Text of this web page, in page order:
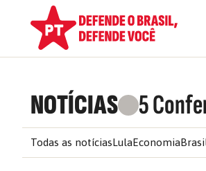
NOTÍCIAS 5
Todas as notíciasLulaEconomia